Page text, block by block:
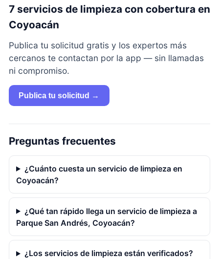
7 servicios de limpieza con cobertura en
Coyoacán
Publica tu solicitud gratis y los expertos más
cercanos te contactan por la app — sin llamadas
ni compromiso.
Publica tu solicitud →
Preguntas frecuentes
¿Cuánto cuesta un servicio de limpieza en
Coyoacán?
¿Qué tan rápido llega un servicio de limpieza a
Parque San Andrés, Coyoacán?
¿Los servicios de limpieza están verificados?